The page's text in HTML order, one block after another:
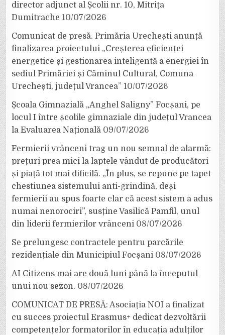
director adjunct al Școlii nr. 10, Mitrița
Dumitrache 10/07/2026
Comunicat de presă. Primăria Urechești anunță
finalizarea proiectului „Creșterea eficienței
energetice și gestionarea inteligentă a energiei în
sediul Primăriei și Căminul Cultural, Comuna
Urechești, județul Vrancea” 10/07/2026
Școala Gimnazială „Anghel Saligny” Focșani, pe
locul I între școlile gimnaziale din județul Vrancea
la Evaluarea Națională 09/07/2026
Fermierii vrânceni trag un nou semnal de alarmă:
prețuri prea mici la laptele vândut de producători
și piață tot mai dificilă. „În plus, se repune pe tapet
chestiunea sistemului anti-grindină, deși
fermierii au spus foarte clar că acest sistem a adus
numai nenorociri”, susține Vasilică Pamfil, unul
din liderii fermierilor vrânceni 08/07/2026
Se prelungesc contractele pentru parcările
rezidențiale din Municipiul Focșani 08/07/2026
AI Citizens mai are două luni până la începutul
unui nou sezon. 08/07/2026
COMUNICAT DE PRESĂ: Asociația NOI a finalizat
cu succes proiectul Erasmus+ dedicat dezvoltării
competențelor formatorilor în educația adulților